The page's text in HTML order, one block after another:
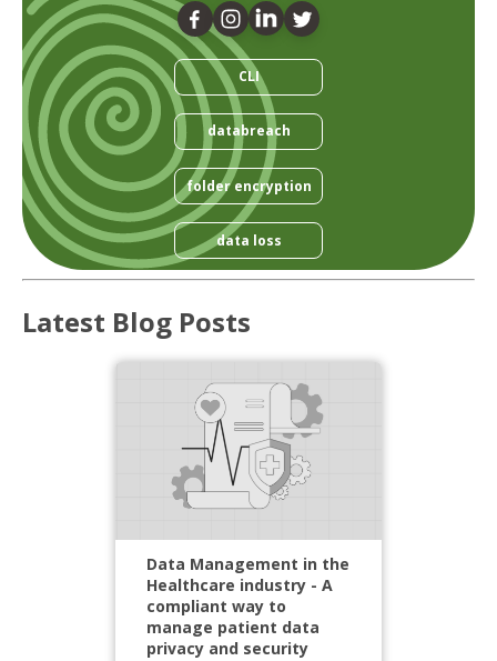
CLI
databreach
folder encryption
data loss
Latest Blog Posts
Data Management in the
Healthcare industry - A
compliant way to
manage patient data
privacy and security